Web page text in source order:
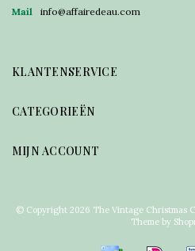
Mail
info@affairedeau.com
KLANTENSERVICE
CATEGORIEËN
MIJN ACCOUNT
© Copyright 2026 The Vintage Christmas
Theme by